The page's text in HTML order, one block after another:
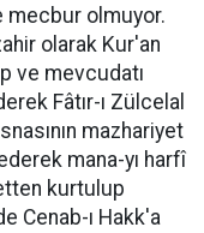
mecbur olmuyor.
olarak Kur'an
ve mevcudatı
Fâtır-ı Zülcelal
mazhariyet
mana-yı harfî
kurtulup
Cenab-ı Hakk'a